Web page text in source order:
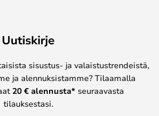
Uutiskirje
sisustus- ja valaistustrendeistä,
ja alennuksistamme? Tilaamalla
20 € alennusta* seuraavasta
tilauksestasi.